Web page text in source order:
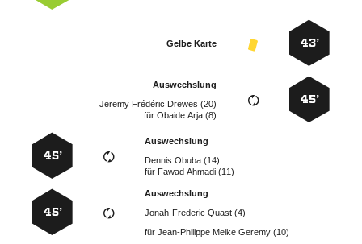
43’
Gelbe Karte
45’
Auswechslung
   
für  
Auswechslung
  
für   
45’
Auswechslung
  
für   
45’